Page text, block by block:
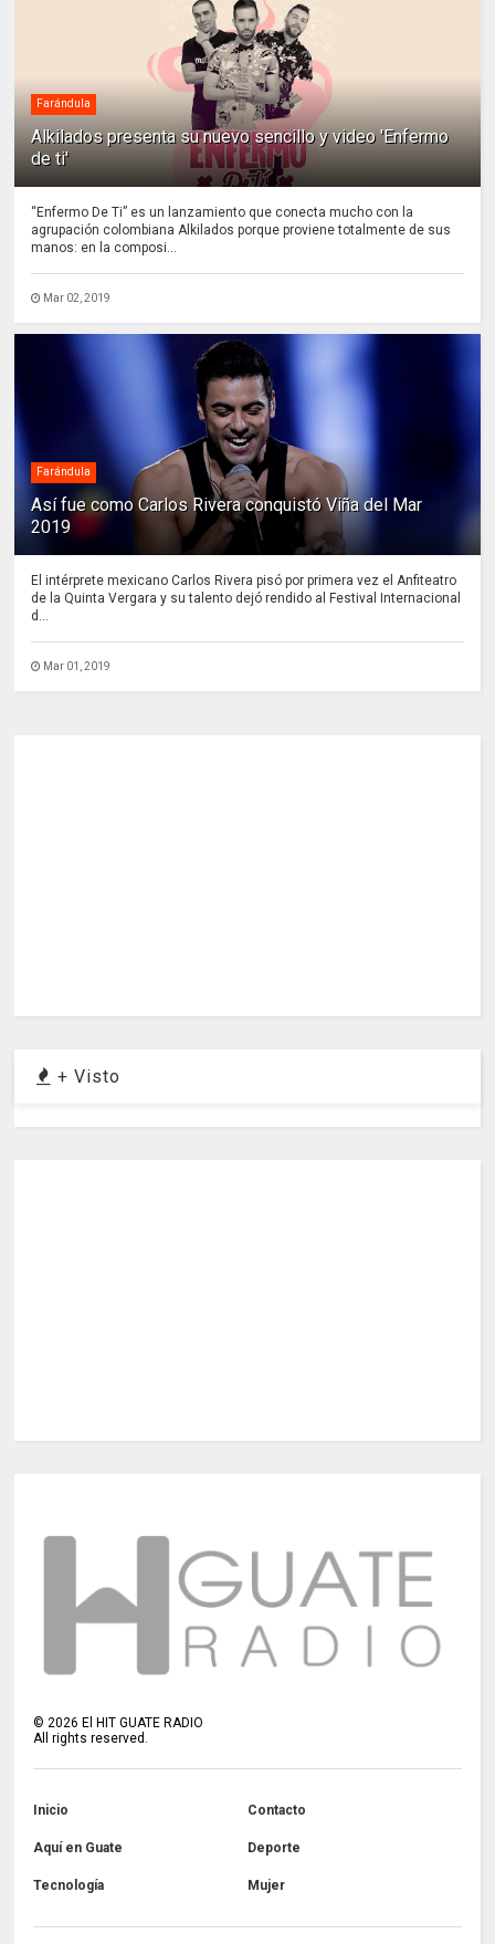
Farándula
Alkilados presenta su nuevo sencillo y video 'Enfermo
de ti'
“Enfermo De Ti” es un lanzamiento que conecta mucho con la
agrupación colombiana Alkilados porque proviene totalmente de sus
manos: en la composi...
Mar 02, 2019
Farándula
Así fue como Carlos Rivera conquistó Viña del Mar
2019
El intérprete mexicano Carlos Rivera pisó por primera vez el Anfiteatro
de la Quinta Vergara y su talento dejó rendido al Festival Internacional
d...
Mar 01, 2019
+ Visto
© 2026 El HIT GUATE RADIO
All rights reserved.
Inicio Contacto
Aquí en Guate Deporte
Tecnología Mujer